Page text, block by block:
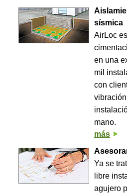
sísmica
AirLoc
en una
mil
con
mano.
más
Ya se
libre
agujero